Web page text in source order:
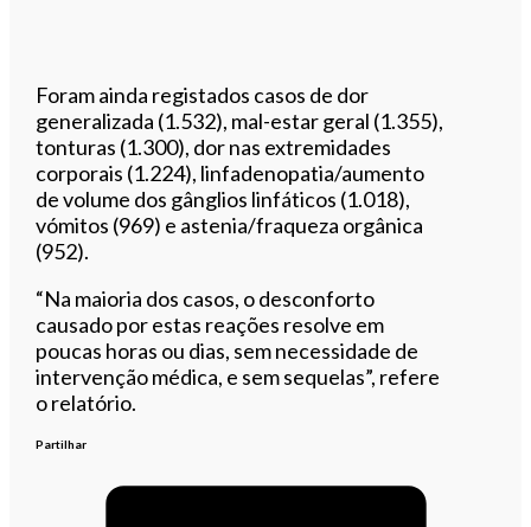
Foram ainda registados casos de dor
generalizada (1.532), mal-estar geral (1.355),
tonturas (1.300), dor nas extremidades
corporais (1.224), linfadenopatia/aumento
de volume dos gânglios linfáticos (1.018),
vómitos (969) e astenia/fraqueza orgânica
(952).
“Na maioria dos casos, o desconforto
causado por estas reações resolve em
poucas horas ou dias, sem necessidade de
intervenção médica, e sem sequelas”, refere
o relatório.
Partilhar